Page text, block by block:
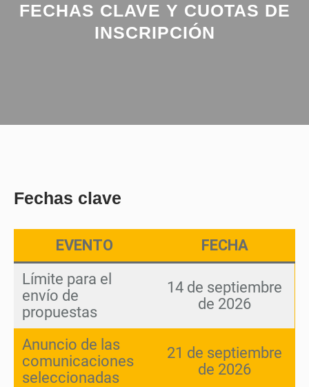
FECHAS CLAVE Y CUOTAS DE
INSCRIPCIÓN
Fechas clave
EVENTO
FECHA
Límite para el
envío de
propuestas
14 de septiembre
de 2026
Anuncio de las
comunicaciones
seleccionadas
21 de septiembre
de 2026